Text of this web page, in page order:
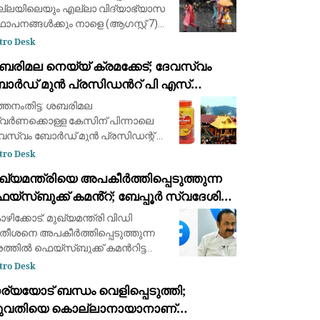
പ്രഖ്യാപിച്ചു
എല്ലാ വിദ്യാഭ്യാസ
നാളെ (ആഗസ്റ്റ് 7)
പ്രഖ്യാപിച്ച് ജില്ല കളക്ടർ.
പ്രഖ്യാപിച്ച
ജില്
Desk
നെയ്യ് ക്രമക്കേട്; ദേവസ്വം
മുൻ പ്രസിഡന്‍റ് പി എസ്
അജികുമാറും, മുരാരി
പ്രതി പട്ടികയില്‍
ശബരിമല
കേസിന് പിന്നാലെ
ബോര്‍ഡ് മുന്‍ പ്രസിഡന്റ് പി
പ്രശാന്തിന് കുരുക്കായി നെയ്യ്
പി എസ് പ്രശാന്തും,
മു
Desk
അപകീർത്തിപ്പെടുത്തുന്ന
കമൻ്റ്; ബേപ്പൂർ സ്വദേശി
മുഖ്യമന്ത്രി വിഡി
അപകീർത്തിപ്പെടുത്തുന്ന
ഫെയ്സ്ബുക്ക് കമന്‍റിട്ട
അറസ്റ്റിൽ. കോഴിക്കോട് ബേപ്പൂർ
പൊലീസ് അറസ്റ്റ് ചെയ്തത്.
Desk
ബന്ധം വെളിപ്പെടുത്തി;
കൊല്ലാനായാനാണ്